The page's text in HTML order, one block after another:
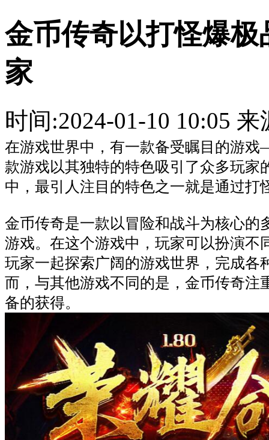
金币传奇以打怪爆
家
时间:2024-01-10 10:05
在游戏世界中，有一款备受瞩目的游
款游戏以其独特的特色吸引了众多玩家
中，最引人注目的特色之一就是通过打
金币传奇是一款以冒险和战斗为核心的
游戏。在这个游戏中，玩家可以扮演不
玩家一起探索广阔的游戏世界，完成各
而，与其他游戏不同的是，金币传奇注
备的获得。